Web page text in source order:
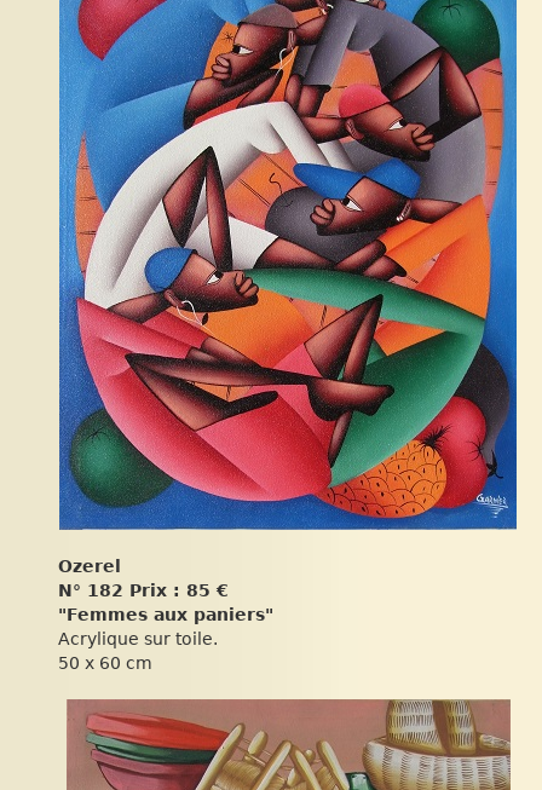
Ozerel
N° 182 Prix : 85 €
"Femmes aux paniers"
Acrylique sur toile.
50 x 60 cm